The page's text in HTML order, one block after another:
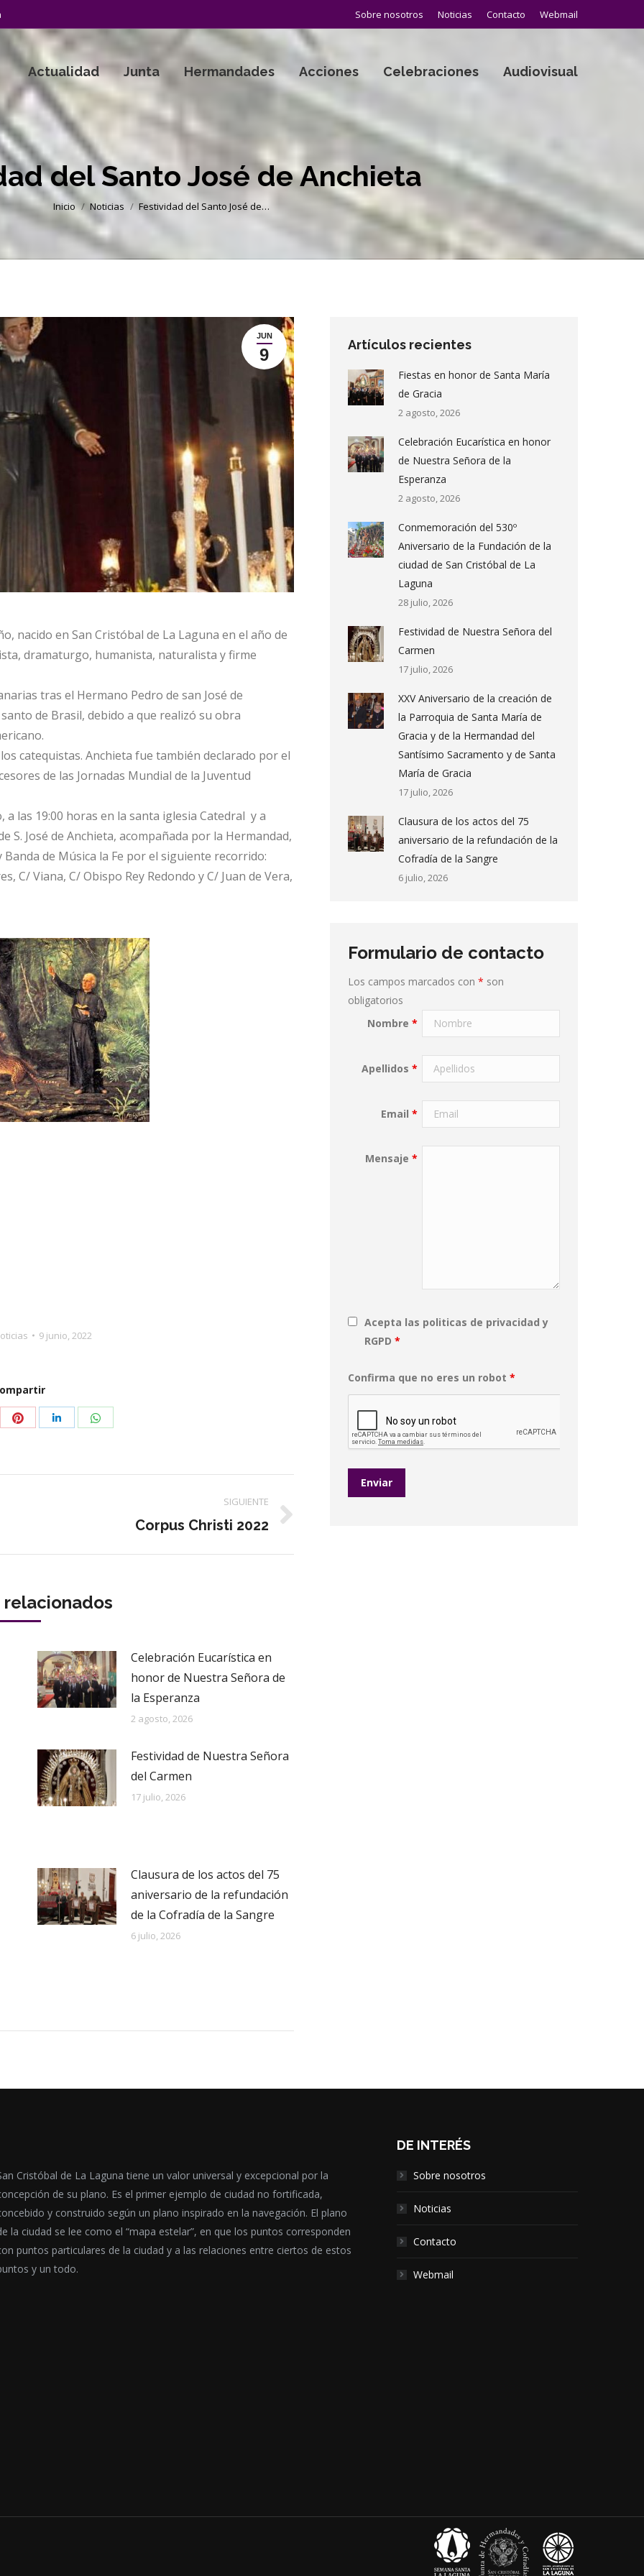
Sobre nosotros Noticias Contacto Webmail
Actualidad Junta Hermandades Acciones Celebraciones Audiovisual
del Santo José de Anchieta
Estás aquí:
Inicio Noticias Festividad del Santo José de…
JUN
9
nacido en San Cristóbal de La Laguna en el año de
dramaturgo, humanista, naturalista y firme
tras el Hermano Pedro de san José de
de Brasil, ​ debido a que realizó su obra
catequistas. Anchieta fue también declarado por el
de las Jornadas Mundial de la Juventud
las 19:00 horas en la santa iglesia Catedral y a
José de Anchieta, acompañada por la Hermandad,
de Música la Fe por el siguiente recorrido:
C/ Viana, C/ Obispo Rey Redondo y C/ Juan de Vera,
9 junio, 2022
CompartirCompartirCompartir
SIGUIENTE
Corpus Christi 2022
Celebración Eucarística en
honor de Nuestra Señora de
la Esperanza
2 agosto, 2026
Festividad de Nuestra Señora
del Carmen
17 julio, 2026
Clausura de los actos del 75
aniversario de la refundación
de la Cofradía de la Sangre
6 julio, 2026
Artículos recientes
Fiestas en honor de Santa María
de Gracia
2 agosto, 2026
Celebración Eucarística en honor
de Nuestra Señora de la
Esperanza
2 agosto, 2026
Conmemoración del 530º
Aniversario de la Fundación de la
ciudad de San Cristóbal de La
Laguna
28 julio, 2026
Festividad de Nuestra Señora del
Carmen
17 julio, 2026
XXV Aniversario de la creación de
la Parroquia de Santa María de
Gracia y de la Hermandad del
Santísimo Sacramento y de Santa
María de Gracia
17 julio, 2026
Clausura de los actos del 75
aniversario de la refundación de la
Cofradía de la Sangre
6 julio, 2026
Formulario de contacto
Los campos marcados con * son
obligatorios
Nombre*
Apellidos*
Email*
Mensaje*
Acepta las politicas de privacidad y
RGPD *
Confirma que no eres un robot *
Cristóbal de La Laguna tiene un valor universal y excepcional por la
de su plano. Es el primer ejemplo de ciudad no fortificada,
y construido según un plano inspirado en la navegación. El plano
la ciudad se lee como el “mapa estelar”, en que los puntos corresponden
puntos particulares de la ciudad y a las relaciones entre ciertos de estos
y un todo.
DE INTERÉS
Sobre nosotros
Noticias
Contacto
Webmail